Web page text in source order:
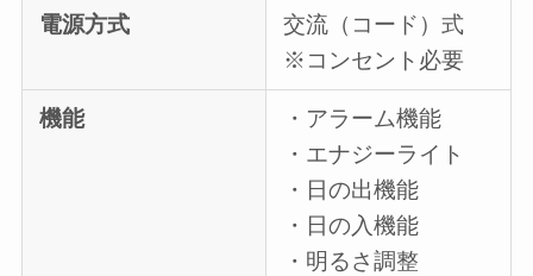
電源方式
交流（コード）式
※コンセント必要
機能
・アラーム機能
・エナジーライト
・日の出機能
・日の入機能
・明るさ調整